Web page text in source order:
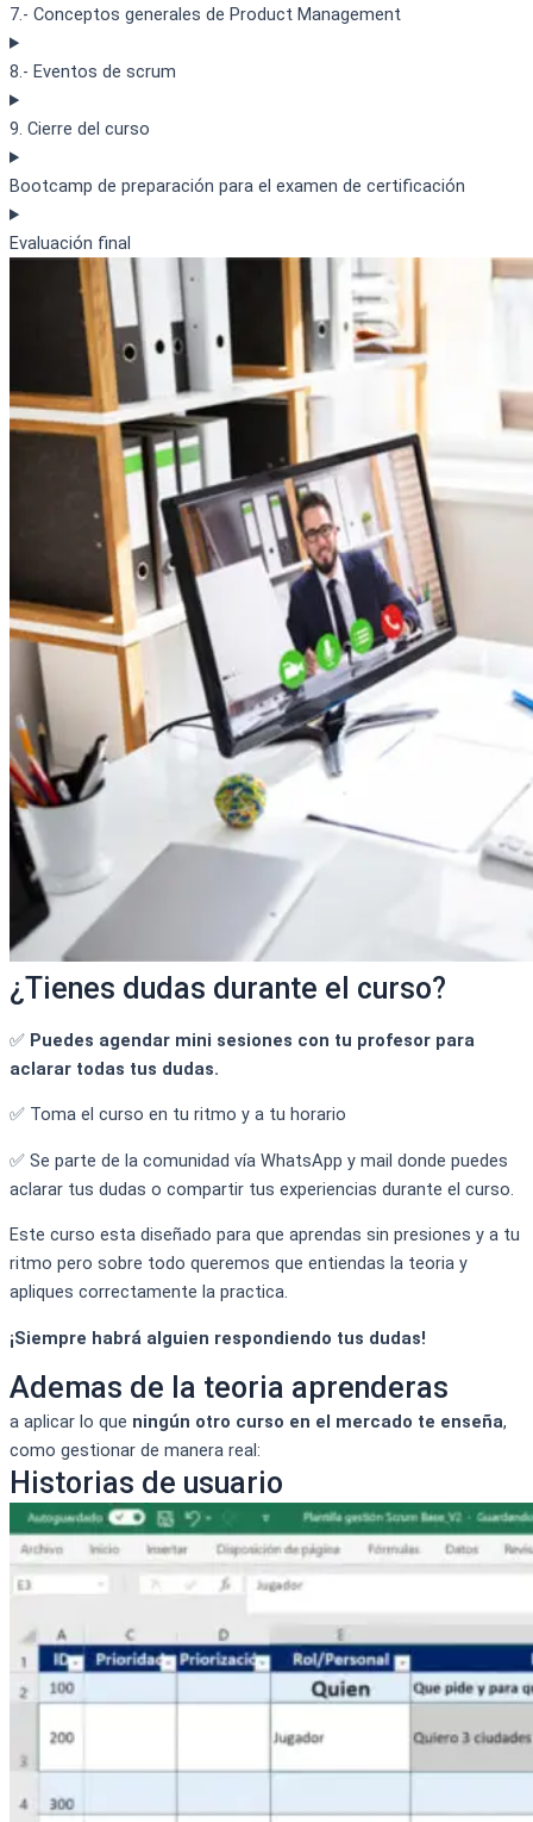
7.- Conceptos generales de Product Management
8.- Eventos de scrum
9. Cierre del curso
Bootcamp de preparación para el examen de certificación
Evaluación final
¿Tienes dudas durante el curso?
✅ Puedes agendar mini sesiones con tu profesor para
aclarar todas tus dudas.
✅ Toma el curso en tu ritmo y a tu horario
✅ Se parte de la comunidad vía WhatsApp y mail donde puedes
aclarar tus dudas o compartir tus experiencias durante el curso.
Este curso esta diseñado para que aprendas sin presiones y a tu
ritmo pero sobre todo queremos que entiendas la teoria y
apliques correctamente la practica.
¡Siempre habrá alguien respondiendo tus dudas!
Ademas de la teoria aprenderas
a aplicar lo que ningún otro curso en el mercado te enseña,
como gestionar de manera real:
Historias de usuario